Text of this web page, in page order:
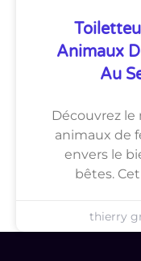
Animaux
Au
Découvrez
animaux de
envers le
bêtes.
thierry